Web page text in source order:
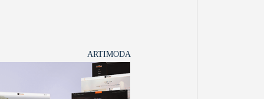
ARTIMODA